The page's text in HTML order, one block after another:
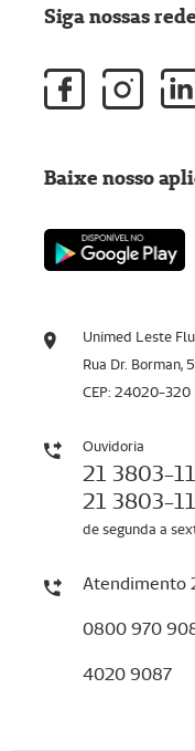
Unimed Leste
Rua Dr. Borman,
CEP: 24020-320
Ouvidoria
21 3803-
21 3803-
de segunda a
Atendimento
0800 970
4020 9087
Siga nossas
Baixe nosso